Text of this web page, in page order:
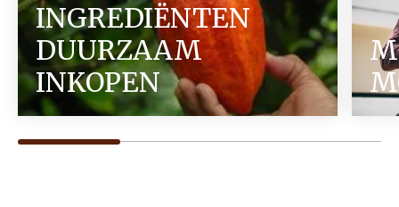
INGREDIËNTEN
DUURZAAM
INKOPEN